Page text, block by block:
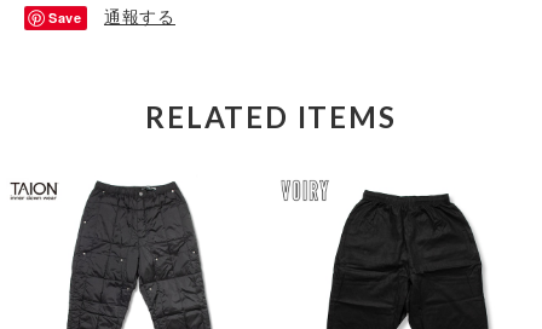
Save 通報する
RELATED ITEMS